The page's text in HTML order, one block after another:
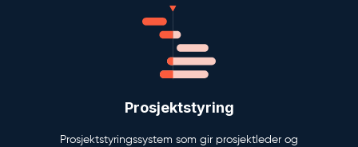
Prosjektstyring
Prosjektstyringssystem som gir prosjektleder og